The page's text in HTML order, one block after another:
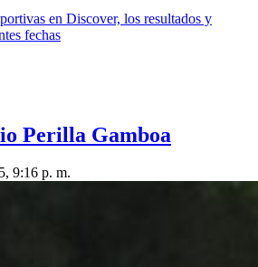
en Discover, los resultados y
fechas
Perilla Gamboa
9:16 p. m.